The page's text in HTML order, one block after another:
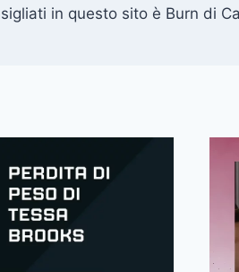
in questo sito è Burn di